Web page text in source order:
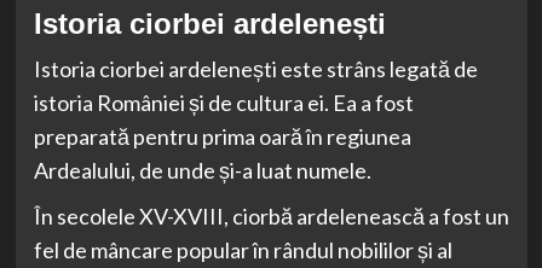
Istoria ciorbei ardelenești
Istoria ciorbei ardelenești este strâns legată de
istoria României și de cultura ei. Ea a fost
preparată pentru prima oară în regiunea
Ardealului, de unde și-a luat numele.
În secolele XV-XVIII, ciorbă ardelenească a fost un
fel de mâncare popular în rândul nobililor și al